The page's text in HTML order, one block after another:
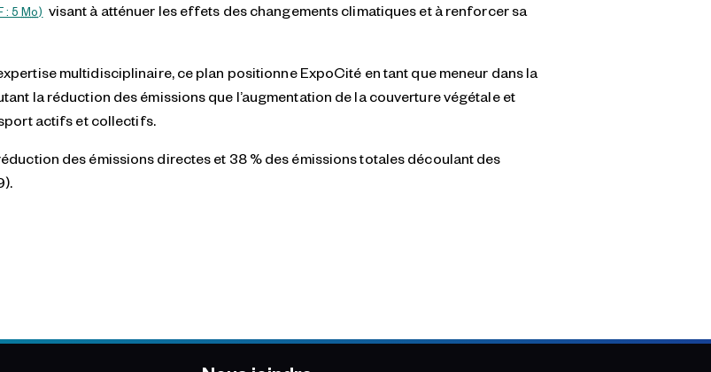
: 5Mo) visant à atténuer les effets des changements climatiques et à renforcer sa
multidisciplinaire, ce plan positionne ExpoCité en tant que meneur dans la
la réduction des émissions que l’augmentation de la couverture végétale et
actifs et collectifs.
des émissions directes et 38 % des émissions totales découlant des